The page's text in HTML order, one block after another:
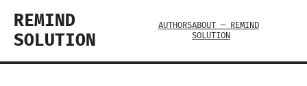
REMIND
SOLUTION
AUTHORSABOUT — REMIND
SOLUTION